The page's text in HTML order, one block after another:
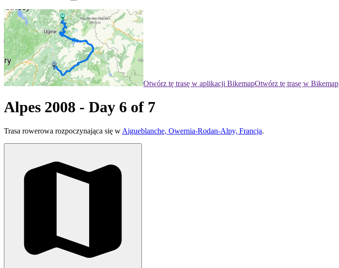
Otwórz tę trasę w aplikacji BikemapOtwórz tę trasę w Bikemap
Alpes 2008 - Day 6 of 7
Trasa rowerowa rozpoczynająca się w Aigueblanche, Owernia-Rodan-Alpy, Francja.